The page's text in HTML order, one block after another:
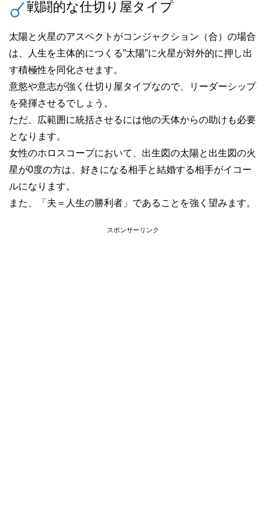
戦闘的な仕切り屋タイプ
太陽と火星のアスペクトがコンジャクション（合）の場合
は、人生を主体的につくる”太陽”に火星が対外的に押し出
す積極性を同化させます。
意慾や意志が強く仕切り屋タイプなので、リーダーシップ
を発揮させるでしょう。
ただ、広範囲に統括させるには他の天体からの助けも必要
となります。
女性のホロスコープにおいて、出生図の太陽と出生図の火
星が0度の方は、好きになる相手と結婚する相手がイコー
ルになります。
また、「夫＝人生の勝利者」であることを強く望みます。
スポンサーリンク